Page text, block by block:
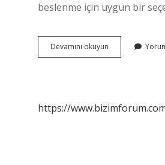
beslenme için uygun bir
Devamını okuyun
Darı
https://